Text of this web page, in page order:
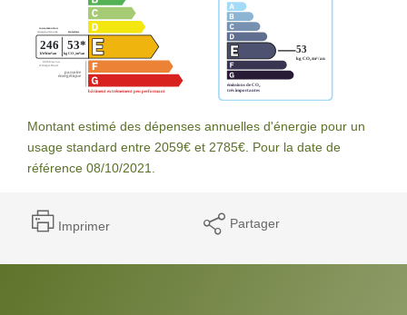
Montant estimé des dépenses annuelles d'énergie pour un
usage standard entre 2059€ et 2785€. Pour la date de
référence 08/10/2021.
Imprimer Partager